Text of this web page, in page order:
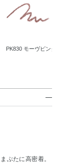
PK830 モーヴピンク
ぶたに高密着。